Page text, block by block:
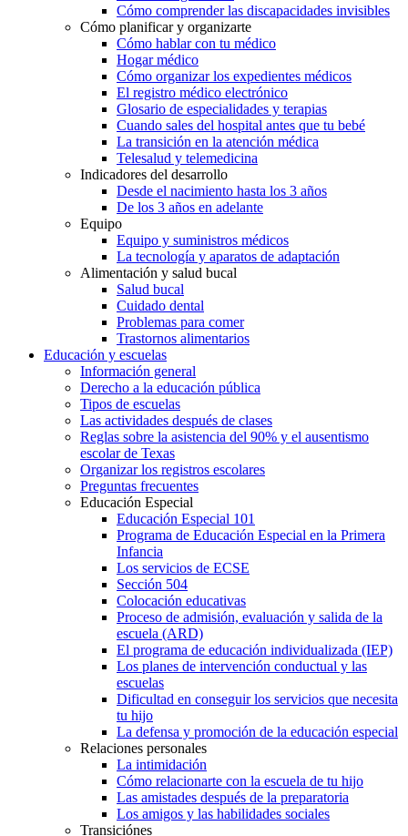
Cómo comprender las discapacidades invisibles
Cómo planificar y organizarte
Cómo hablar con tu médico
Hogar médico
Cómo organizar los expedientes médicos
El registro médico electrónico
Glosario de especialidades y terapias
Cuando sales del hospital antes que tu bebé
La transición en la atención médica
Telesalud y telemedicina
Indicadores del desarrollo
Desde el nacimiento hasta los 3 años
De los 3 años en adelante
Equipo
Equipo y suministros médicos
La tecnología y aparatos de adaptación
Alimentación y salud bucal
Salud bucal
Cuidado dental
Problemas para comer
Trastornos alimentarios
Educación y escuelas
Información general
Derecho a la educación pública
Tipos de escuelas
Las actividades después de clases
Reglas sobre la asistencia del 90% y el ausentismo
escolar de Texas
Organizar los registros escolares
Preguntas frecuentes
Educación Especial
Educación Especial 101
Programa de Educación Especial en la Primera
Infancia
Los servicios de ECSE
Sección 504
Colocación educativas
Proceso de admisión, evaluación y salida de la
escuela (ARD)
El programa de educación individualizada (IEP)
Los planes de intervención conductual y las
escuelas
Dificultad en conseguir los servicios que necesita
tu hijo
La defensa y promoción de la educación especial
Relaciones personales
La intimidación
Cómo relacionarte con la escuela de tu hijo
Las amistades después de la preparatoria
Los amigos y las habilidades sociales
Transiciónes